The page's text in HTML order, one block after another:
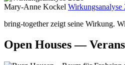
Mary-Anne Kockel Wirkungsanalyse
bring-together zeigt seine Wirkung.
Open Houses —